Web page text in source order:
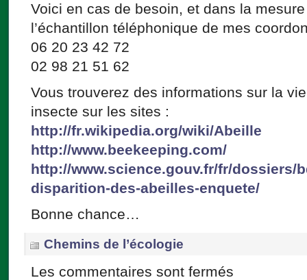
Voici en cas de besoin, et dans la
l’échantillon téléphonique de mes
06 20 23 42 72
02 98 21 51 62
Vous trouverez des informations sur la
insecte sur les sites :
http://fr.wikipedia.org/wiki/Abeille
http://www.beekeeping.com/
http://www.science.gouv.fr/fr/dossiers/
disparition-des-abeilles-enquete/
Bonne chance…
Chemins de l’écologie
Les commentaires sont fermés